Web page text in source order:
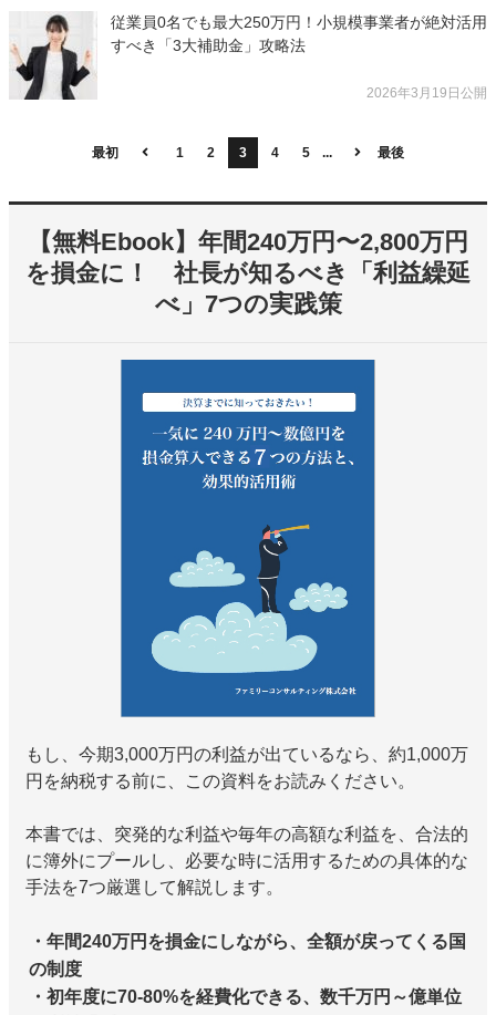
従業員0名でも最大250万円！小規模事業者が絶対活用
すべき「3大補助金」攻略法
2026年3月19日公開
最初 1 2 3 4 5 ... 最後
【無料Ebook】年間240万円〜2,800万円
を損金に！ 社長が知るべき「利益繰延
べ」7つの実践策
もし、今期3,000万円の利益が出ているなら、約1,000万
円を納税する前に、この資料をお読みください。
本書では、突発的な利益や毎年の高額な利益を、合法的
に簿外にプールし、必要な時に活用するための具体的な
手法を7つ厳選して解説します。
・年間240万円を損金にしながら、全額が戻ってくる国
の制度
・初年度に70-80%を経費化できる、数千万円～億単位